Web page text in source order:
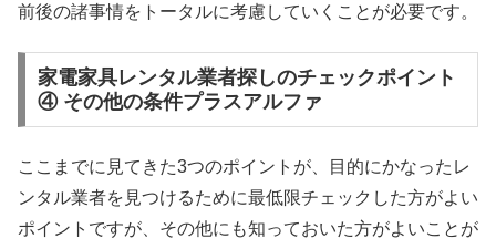
前後の諸事情をトータルに考慮していくことが必要です。
家電家具レンタル業者探しのチェックポイント
④ その他の条件プラスアルファ
ここまでに見てきた3つのポイントが、目的にかなったレ
ンタル業者を見つけるために最低限チェックした方がよい
ポイントですが、その他にも知っておいた方がよいことが